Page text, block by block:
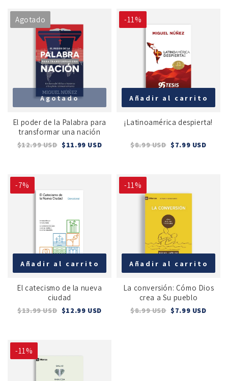
Agotado
Agotado
El poder de la Palabra para
transformar una nación
$12.99 USD $11.99 USD
-11%
Añadir al carrito
¡Latinoamérica despierta!
$8.99 USD $7.99 USD
-7%
Añadir al carrito
El catecismo de la nueva
ciudad
$13.99 USD $12.99 USD
-11%
Añadir al carrito
La conversión: Cómo Dios
crea a Su pueblo
$8.99 USD $7.99 USD
-11%